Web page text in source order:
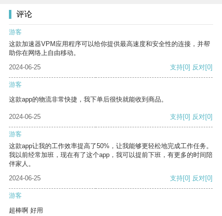
评论
游客
这款加速器VPM应用程序可以给你提供最高速度和安全性的连接，并帮
助你在网络上自由移动。
2024-06-25
支持[0] 反对[0]
游客
这款app的物流非常快捷，我下单后很快就能收到商品。
2024-06-25 支持[0] 反对[0]
游客
这款app让我的工作效率提高了50%，让我能够更轻松地完成工作任务。
我以前经常加班，现在有了这个app，我可以提前下班，有更多的时间陪
伴家人。
2024-06-25
支持[0] 反对[0]
游客
超棒啊 好用